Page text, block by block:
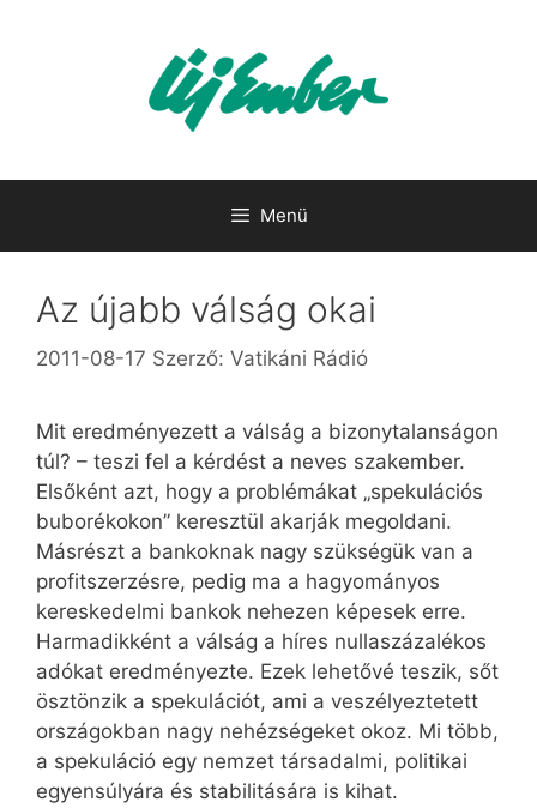
Menü
Az újabb válság okai
2011-08-17 Szerző: Vatikáni Rádió
Mit eredményezett a válság a bizonytalanságon
túl? – teszi fel a kérdést a neves szakember.
Elsőként azt, hogy a problémákat „spekulációs
buborékokon” keresztül akarják megoldani.
Másrészt a bankoknak nagy szükségük van a
profitszerzésre, pedig ma a hagyományos
kereskedelmi bankok nehezen képesek erre.
Harmadikként a válság a híres nullaszázalékos
adókat eredményezte. Ezek lehetővé teszik, sőt
ösztönzik a spekulációt, ami a veszélyeztetett
országokban nagy nehézségeket okoz. Mi több,
a spekuláció egy nemzet társadalmi, politikai
egyensúlyára és stabilitására is kihat.